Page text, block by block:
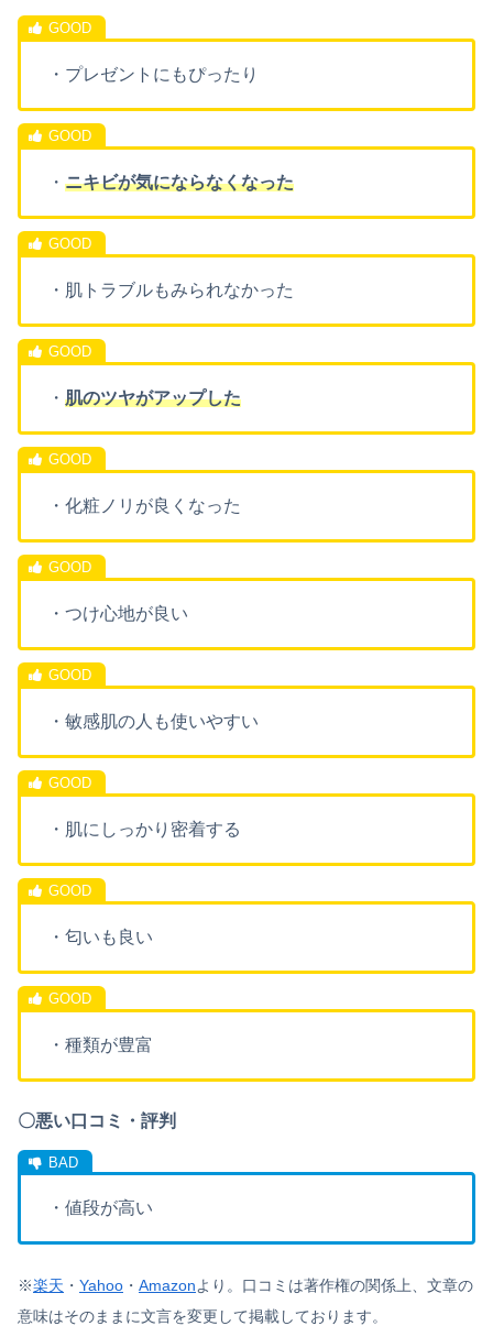
・プレゼントにもぴったり
・ ニキビが気にならなくなった
・肌トラブルもみられなかった
・ 肌のツヤがアップした
・化粧ノリが良くなった
・つけ心地が良い
・敏感肌の人も使いやすい
・肌にしっかり密着する
・匂いも良い
・種類が豊富
〇悪い口コミ・評判
・値段が高い
※楽天 ・ Yahoo ・ Amazonより。 口コミは著作権の関係上、文章の
意味はそのままに文言を変更して掲載しております。